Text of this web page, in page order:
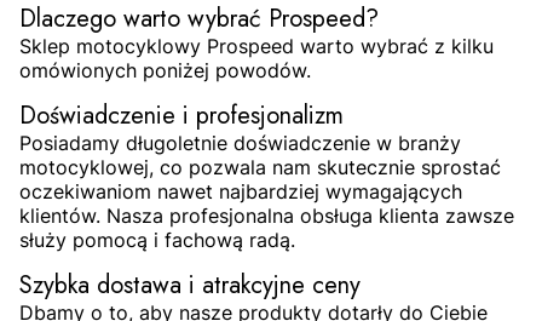
Dlaczego warto wybrać Prospeed?
Sklep motocyklowy Prospeed warto wybrać z kilku
omówionych poniżej powodów.
Doświadczenie i profesjonalizm
Posiadamy długoletnie doświadczenie w branży
motocyklowej, co pozwala nam skutecznie sprostać
oczekiwaniom nawet najbardziej wymagających
klientów. Nasza profesjonalna obsługa klienta zawsze
służy pomocą i fachową radą.
Szybka dostawa i atrakcyjne ceny
Dbamy o to, aby nasze produkty dotarły do Ciebie